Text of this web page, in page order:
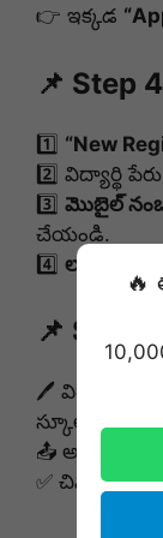
👉 ఇక్కడ
📌 Step
1️⃣ “New
2️⃣ విద్యార్థి
3️⃣ మొబైల్
చేయండి.
4️⃣ లాగిన్ అయ్యి
📌 Step
🖊 విద్యార్థి
స్కూల్
📤 అవసరమైన
✅ చివరిగా